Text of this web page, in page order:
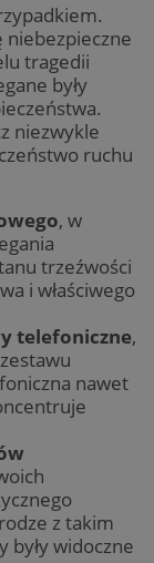
niebezpieczne
tragedii
były
niezwykle
ruchu
, w
trzeźwości
i właściwego
telefoniczne,
nawet
z takim
były widoczne